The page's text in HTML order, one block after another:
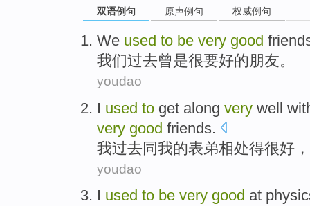
双语例句 原声例句 权威例句
We used to be very good
我们过去曾是很要好的 朋友。
youdao
I used to get along very well
very good friends.
我过去同我的表弟相处得很好，
youdao
I used to be very good at